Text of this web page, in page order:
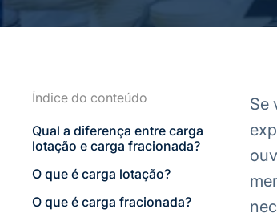
Índice do conteúdo
Qual a diferença entre carga
lotação e carga fracionada?
O que é carga lotação?
O que é carga fracionada?
Se